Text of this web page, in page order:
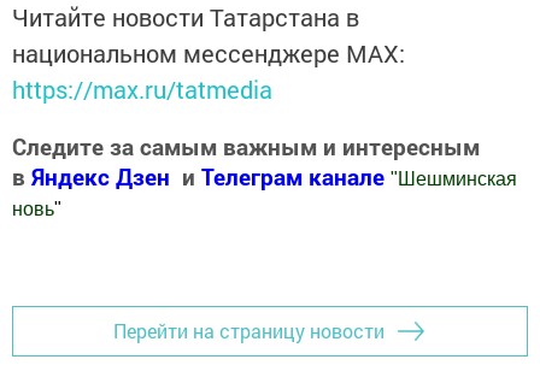
Читайте новости Татарстана в
национальном мессенджере MАХ:
https://max.ru/tatmedia
Следите за самым важным и интересным
в Яндекс Дзен и Телеграм канале " Шешминская
новь"
Перейти на страницу новости